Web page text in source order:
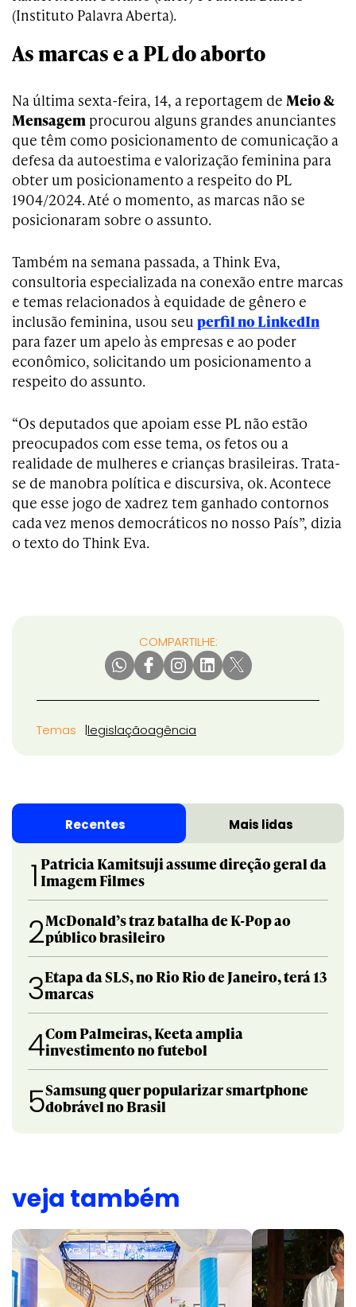
(Instituto Palavra Aberta).
As marcas e a PL do aborto
Na última sexta-feira, 14, a reportagem de Meio &
Mensagem procurou alguns grandes anunciantes
que têm como posicionamento de comunicação a
defesa da autoestima e valorização feminina para
obter um posicionamento a respeito do PL
1904/2024. Até o momento, as marcas não se
posicionaram sobre o assunto.
Também na semana passada, a Think Eva,
consultoria especializada na conexão entre marcas
e temas relacionados à equidade de gênero e
inclusão feminina, usou seu perfil no LinkedIn
para fazer um apelo às empresas e ao poder
econômico, solicitando um posicionamento a
respeito do assunto.
“Os deputados que apoiam esse PL não estão
preocupados com esse tema, os fetos ou a
realidade de mulheres e crianças brasileiras. Trata-
se de manobra política e discursiva, ok. Acontece
que esse jogo de xadrez tem ganhado contornos
cada vez menos democráticos no nosso País”, dizia
o texto do Think Eva.
COMPARTILHE:
Temas legislaçãoagência
Recentes Mais lidas
1 Patricia Kamitsuji assume direção geral da
Imagem Filmes
2McDonald’s traz batalha de K-Pop ao
público brasileiro
3Etapa da SLS, no Rio Rio de Janeiro, terá 13
marcas
4Com Palmeiras, Keeta amplia
investimento no futebol
5Samsung quer popularizar smartphone
dobrável no Brasil
veja também